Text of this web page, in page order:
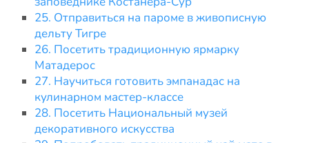
25. Отправиться на пароме в живописную
дельту Тигре
26. Посетить традиционную ярмарку
Матадерос
27. Научиться готовить эмпанадас на
кулинарном мастер-классе
28. Посетить Национальный музей
декоративного искусства